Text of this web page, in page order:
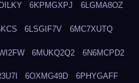
6KPMGXPJ 6LGMA8OZ
6LSGIF7V 6MC7XUTQ
6MUKQ2Q2 6N6MCPD2
6OXMG49D 6PHYGAFF